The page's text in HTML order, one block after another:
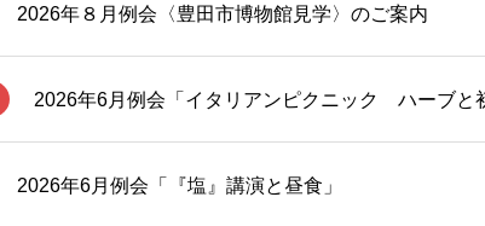
2026年８月例会〈豊田市博物館見学〉のご案内
2026年6月例会「イタリアンピクニック ハーブと
2026年6月例会「『塩』講演と昼食」